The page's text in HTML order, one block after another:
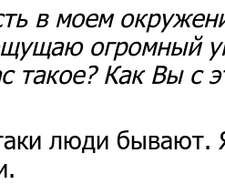
в моем
огромный
такое? Как Вы с
люди бывают.